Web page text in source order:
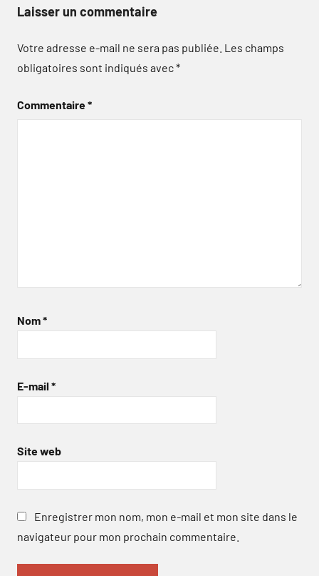
Laisser un commentaire
Votre adresse e-mail ne sera pas publiée. Les champs
obligatoires sont indiqués avec*
Commentaire*
Nom*
E-mail *
Site web
Enregistrer mon nom, mon e-mail et mon site dans le
navigateur pour mon prochain commentaire.